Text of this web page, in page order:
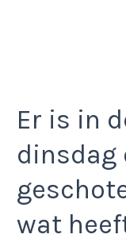
Er is in
dinsdag
wat